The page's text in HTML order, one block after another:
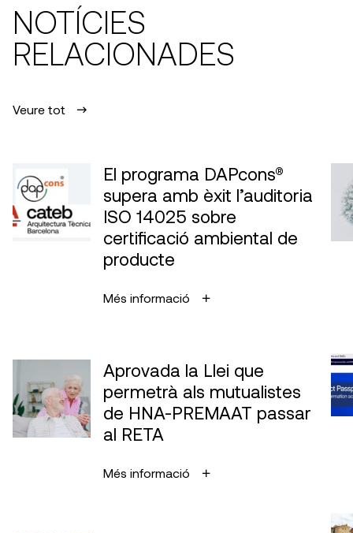
NOTÍCIES
RELACIONADES
Veure tot
El programa DAPcons®
supera amb èxit l’auditoria
ISO 14025 sobre
certificació ambiental de
producte
Més informació
Aprovada la Llei que
permetrà als mutualistes
de HNA-PREMAAT passar
al RETA
Més informació